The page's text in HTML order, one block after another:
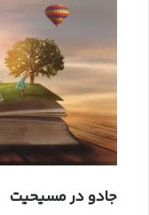
جادو در مسیحیت